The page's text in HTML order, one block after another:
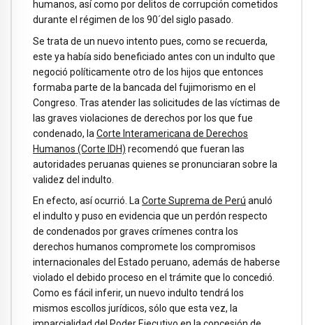
humanos, así como por delitos de corrupción cometidos
durante el régimen de los 90´del siglo pasado.
Se trata de un nuevo intento pues, como se recuerda,
este ya había sido beneficiado antes con un indulto que
negoció políticamente otro de los hijos que entonces
formaba parte de la bancada del fujimorismo en el
Congreso. Tras atender las solicitudes de las víctimas de
las graves violaciones de derechos por los que fue
condenado, la Corte Interamericana de Derechos
Humanos (Corte IDH) recomendó que fueran las
autoridades peruanas quienes se pronunciaran sobre la
validez del indulto.
En efecto, así ocurrió. LaCorte Suprema de Perú anuló
el indulto y puso en evidencia que un perdón respecto
de condenados por graves crímenes contra los
derechos humanos compromete los compromisos
internacionales del Estado peruano, además de haberse
violado el debido proceso en el trámite que lo concedió.
Como es fácil inferir, un nuevo indulto tendrá los
mismos escollos jurídicos, sólo que esta vez, la